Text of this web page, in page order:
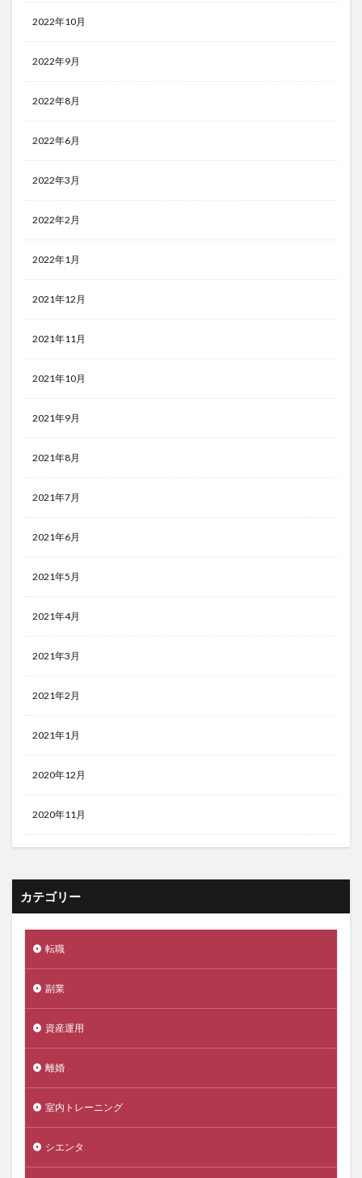
2022年10月
2022年9月
2022年8月
2022年6月
2022年3月
2022年2月
2022年1月
2021年12月
2021年11月
2021年10月
2021年9月
2021年8月
2021年7月
2021年6月
2021年5月
2021年4月
2021年3月
2021年2月
2021年1月
2020年12月
2020年11月
カテゴリー
転職
副業
資産運用
離婚
室内トレーニング
シエンタ